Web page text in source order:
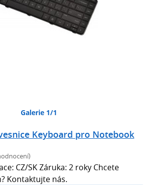
Galerie 1/1
Keyboard pro Notebook
CZ/SK Záruka: 2 roky Chcete
Kontaktujte nás.